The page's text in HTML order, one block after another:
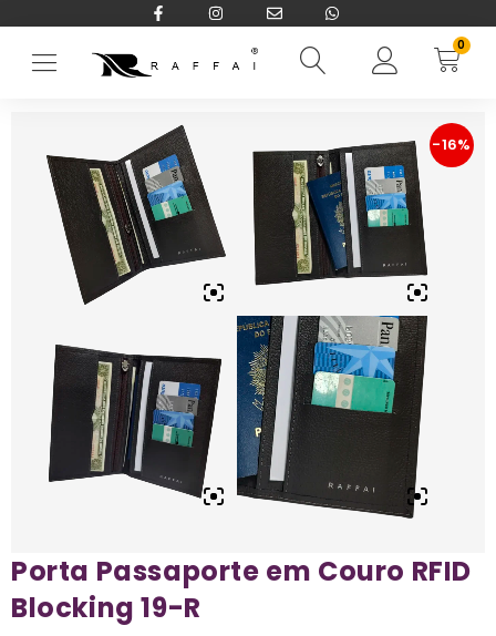
0
CARTEIRAS RFID BLOCKING
-16%
Porta Passaporte em Couro RFID
Blocking 19-R